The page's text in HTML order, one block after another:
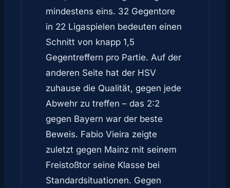
mindestens eins. 32 Gegentore
in 22 Ligaspielen bedeuten einen
Schnitt von knapp 1,5
Gegentreffern pro Partie. Auf der
anderen Seite hat der HSV
zuhause die Qualität, gegen jede
Abwehr zu treffen – das 2:2
gegen Bayern war der beste
Beweis. Fabio Vieira zeigte
zuletzt gegen Mainz mit seinem
Freistoßtor seine Klasse bei
Standardsituationen. Gegen